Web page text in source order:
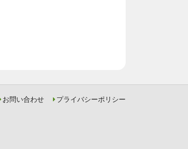
お問い合わせ プライバシーポリシー